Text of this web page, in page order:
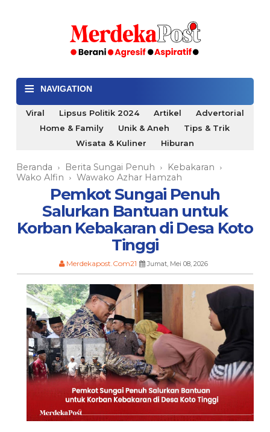
≡ NAVIGATION
Viral Lipsus Politik 2024 Artikel
Advertorial
Home & Family
Unik & Aneh
Tips & Trik
Wisata & Kuliner
Hiburan
Beranda › Berita Sungai Penuh › Kebakaran ›
Wako Alfin › Wawako Azhar Hamzah
Pemkot Sungai Penuh
Salurkan Bantuan untuk
Korban Kebakaran di Desa Koto
Tinggi
Merdekapost.Com21 Jumat, Mei 08, 2026